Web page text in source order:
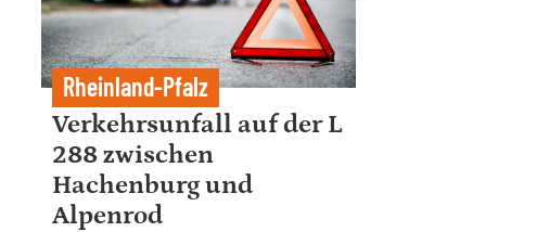
Rheinland-Pfalz
Verkehrsunfall auf der L
288 zwischen
Hachenburg und
Alpenrod